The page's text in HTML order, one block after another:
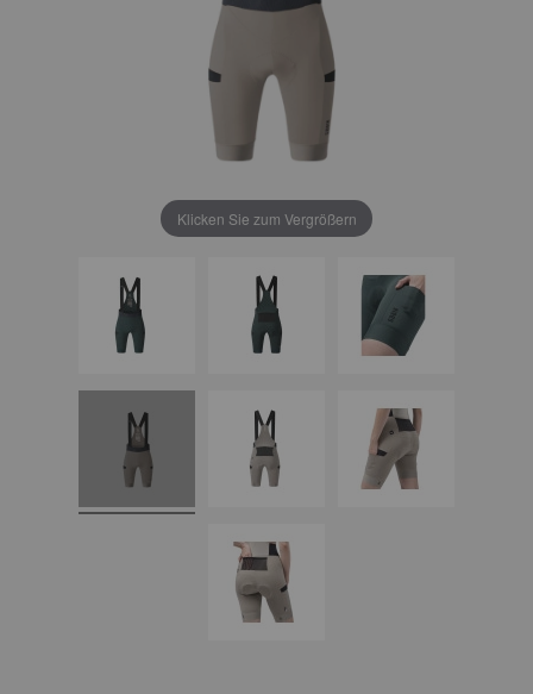
Klicken Sie zum Vergrößern